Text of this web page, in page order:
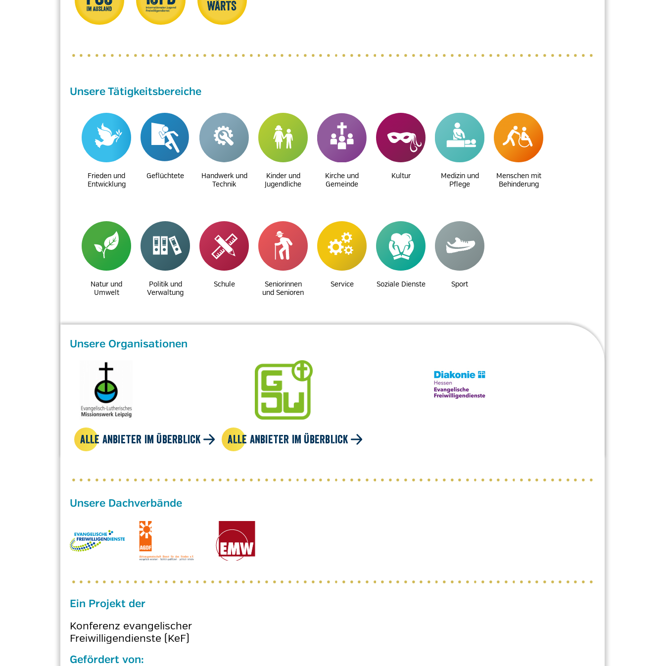
Unsere Tätigkeitsbereiche
Frieden und
Entwicklung
Geflüchtete
Handwerk und
Technik
Kinder und
Jugendliche
Kirche und
Gemeinde
Kultur
Medizin und
Pflege
Menschen mit
Behinderung
Natur und
Umwelt
Politik und
Verwaltung
Schule
Seniorinnen
und Senioren
Service Soziale Dienste Sport
Unsere Organisationen
ALLE ANBIETER IM ÜBERBLICK ALLE ANBIETER IM ÜBERBLICK
Ein Projekt der
Konferenz evangelischer
Freiwilligendienste (KeF)
Gefördert von: